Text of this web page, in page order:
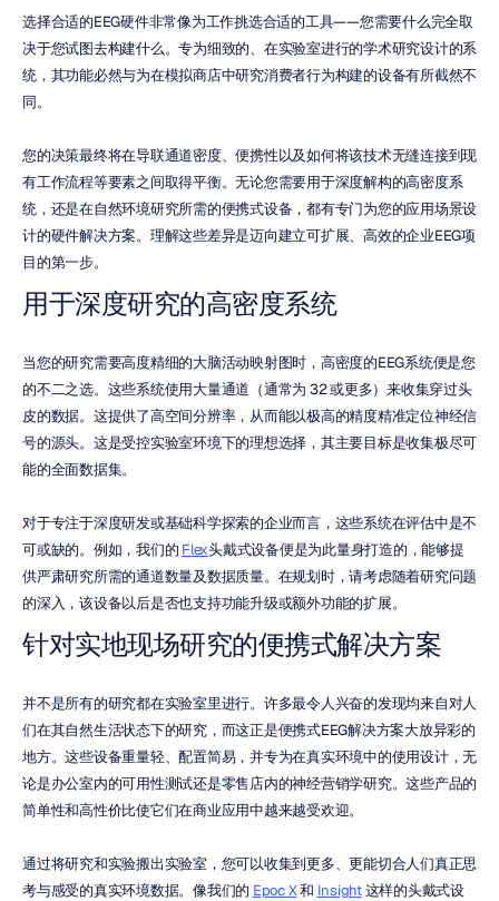
选择合适的EEG硬件非常像为工作挑选合适的工具——您需要什么完全取
决于您试图去构建什么。专为细致的、在实验室进行的学术研究设计的系
统，其功能必然与为在模拟商店中研究消费者行为构建的设备有所截然不
同。
您的决策最终将在导联通道密度、便携性以及如何将该技术无缝连接到现
有工作流程等要素之间取得平衡。无论您需要用于深度解构的高密度系
统，还是在自然环境研究所需的便携式设备，都有专门为您的应用场景设
计的硬件解决方案。理解这些差异是迈向建立可扩展、高效的企业EEG项
目的第一步。
用于深度研究的高密度系统
当您的研究需要高度精细的大脑活动映射图时，高密度的EEG系统便是您
的不二之选。这些系统使用大量通道（通常为 32 或更多）来收集穿过头
皮的数据。这提供了高空间分辨率，从而能以极高的精度精准定位神经信
号的源头。这是受控实验室环境下的理想选择，其主要目标是收集极尽可
能的全面数据集。
对于专注于深度研发或基础科学探索的企业而言，这些系统在评估中是不
可或缺的。例如，我们的 Flex头戴式设备便是为此量身打造的，能够提
供严肃研究所需的通道数量及数据质量。在规划时，请考虑随着研究问题
的深入，该设备以后是否也支持功能升级或额外功能的扩展。
针对实地现场研究的便携式解决方案
并不是所有的研究都在实验室里进行。许多最令人兴奋的发现均来自对人
们在其自然生活状态下的研究，而这正是便携式EEG解决方案大放异彩的
地方。这些设备重量轻、配置简易，并专为在真实环境中的使用设计，无
论是办公室内的可用性测试还是零售店内的神经营销学研究。这些产品的
简单性和高性价比使它们在商业应用中越来越受欢迎。
通过将研究和实验搬出实验室，您可以收集到更多、更能切合人们真正思
考与感受的真实环境数据。像我们的 Epoc X 和 Insight 这样的头戴式设